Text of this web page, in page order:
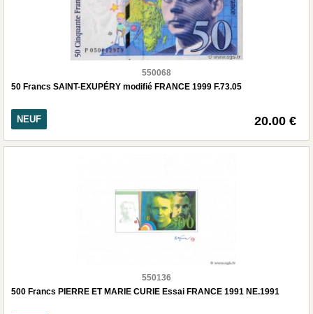
550068
50 Francs SAINT-EXUPÉRY modifié FRANCE 1999 F.73.05
NEUF 20.00 €
550136
500 Francs PIERRE ET MARIE CURIE Essai FRANCE 1991 NE.1991